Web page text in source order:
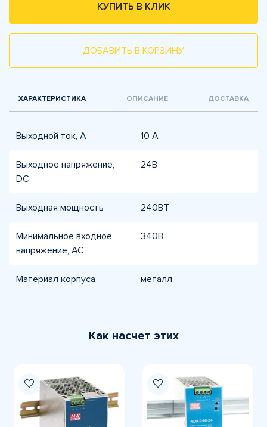
КУПИТЬ В КЛИК
ДОБАВИТЬ В КОРЗИНУ
ХАРАКТЕРИСТИКА ОПИСАНИЕ ДОСТАВКА
Выходной ток, А 10 A
Выходное напряжение,
DC
24В
Выходная мощность 240ВТ
Минимальное входное
напряжение, AC
340В
Материал корпуса металл
Как насчет этих